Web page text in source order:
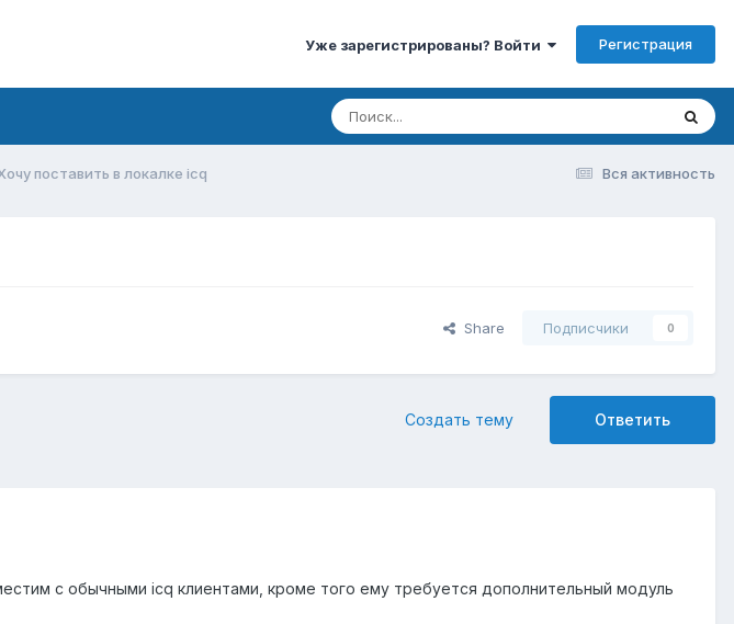
Уже зарегистрированы? Войти Регистрация
Вся активность
поставить в локалке icq
Share Подписчики 0
Ответить
Создать тему
с обычными icq клиентами, кроме того ему требуется дополнительный модуль